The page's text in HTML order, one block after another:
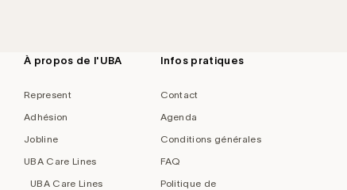
À propos de l'UBA
Represent
Adhésion
Jobline
UBA Care Lines
UBA Care Lines
Infos pratiques
Contact
Agenda
Conditions générales
FAQ
Politique de